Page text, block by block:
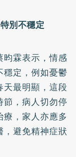
別不穩定
昀霖表示，情感
穩定，例如憂鬱
天最明顯，這段
，病人切勿停
，家人亦應多
避免精神症狀